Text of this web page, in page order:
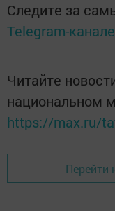
Следите за
Telegram-канале
Читайте
национальном
https://max.ru/
Перейти